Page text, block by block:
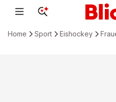
Home Sport Eishockey